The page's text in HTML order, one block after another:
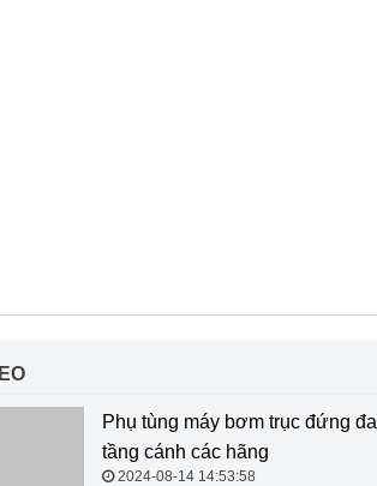
Phụ tùng máy bơm trục đứng đa
tầng cánh các hãng
2024-08-14 14:53:58